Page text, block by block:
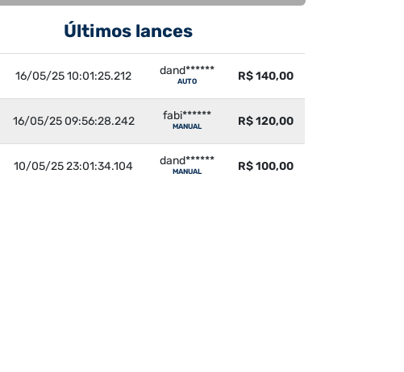
Últimos lances
16/05/25 10:01:25.212 dand******
AUTO R$ 140,00
16/05/25 09:56:28.242 fabi******
MANUAL R$ 120,00
10/05/25 23:01:34.104 dand******
MANUAL R$ 100,00